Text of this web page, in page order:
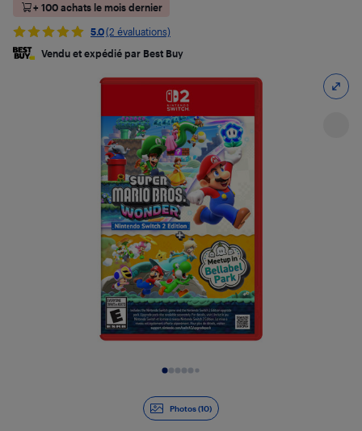
Photos (10)
+ 100 achats le mois dernier
5.0(2 évaluations)
Vendu et expédié par Best Buy